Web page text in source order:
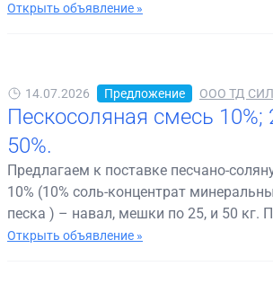
Открыть объявление »
14.07.2026 Предложение ООО ТД
Пескосоляная смесь 10%;
50%.
Предлагаем к поставке песчано-
10% (10% соль-концентрат
песка ) – навал, мешки по 25, и 50 кг.
Открыть объявление »